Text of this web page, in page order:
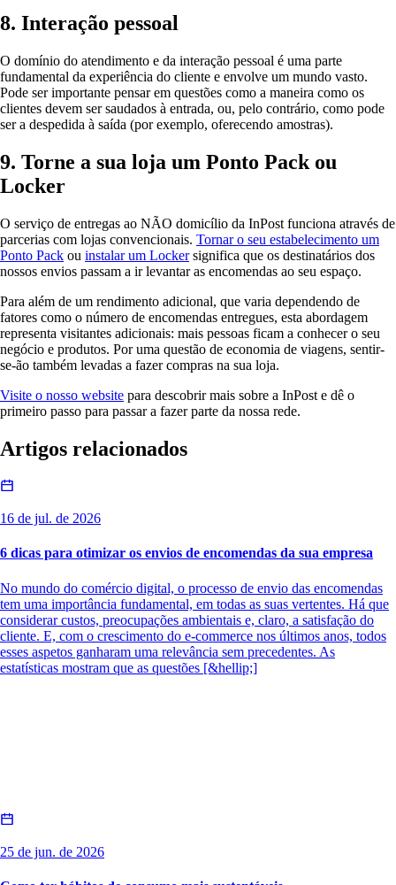
8. Interação pessoal
O domínio do atendimento e da interação pessoal é uma parte
fundamental da experiência do cliente e envolve um mundo vasto.
Pode ser importante pensar em questões como a maneira como os
clientes devem ser saudados à entrada, ou, pelo contrário, como pode
ser a despedida à saída (por exemplo, oferecendo amostras).
9. Torne a sua loja um Ponto Pack ou
Locker
O serviço de entregas ao NÃO domicílio da InPost funciona através de
parcerias com lojas convencionais. Tornar o seu estabelecimento um
Ponto Pack ou instalar um Lockersignifica que os destinatários dos
nossos envios passam a ir levantar as encomendas ao seu espaço.
Para além de um rendimento adicional, que varia dependendo de
fatores como o número de encomendas entregues, esta abordagem
representa visitantes adicionais: mais pessoas ficam a conhecer o seu
negócio e produtos. Por uma questão de economia de viagens, sentir-
se-ão também levadas a fazer compras na sua loja.
Visite o nosso website para descobrir mais sobre a InPost e dê o
primeiro passo para passar a fazer parte da nossa rede.
Artigos relacionados
16 de jul. de 2026
6 dicas para otimizar os envios de encomendas da sua empresa
No mundo do comércio digital, o processo de envio das encomendas
tem uma importância fundamental, em todas as suas vertentes. Há que
considerar custos, preocupações ambientais e, claro, a satisfação do
cliente. E, com o crescimento do e-commerce nos últimos anos, todos
esses aspetos ganharam uma relevância sem precedentes. As
estatísticas mostram que as questões [&hellip;]
25 de jun. de 2026